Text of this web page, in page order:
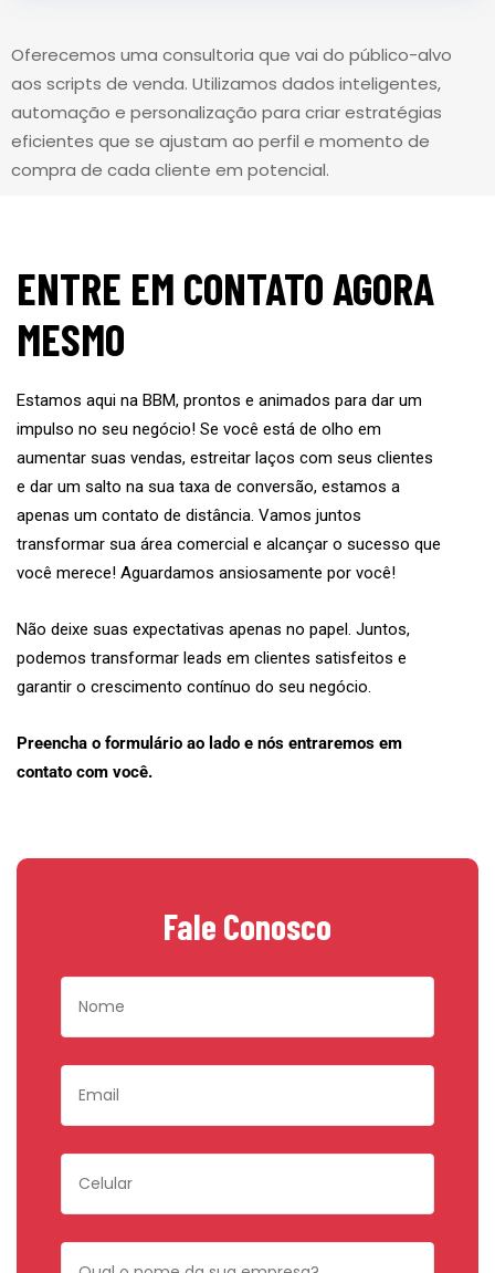
Oferecemos uma consultoria que vai do público-alvo
aos scripts de venda. Utilizamos dados inteligentes,
automação e personalização para criar estratégias
eficientes que se ajustam ao perfil e momento de
compra de cada cliente em potencial.
ENTRE EM CONTATO AGORA
MESMO
Estamos aqui na BBM, prontos e animados para dar um
impulso no seu negócio! Se você está de olho em
aumentar suas vendas, estreitar laços com seus clientes
e dar um salto na sua taxa de conversão, estamos a
apenas um contato de distância. Vamos juntos
transformar sua área comercial e alcançar o sucesso que
você merece! Aguardamos ansiosamente por você!
Não deixe suas expectativas apenas no papel. Juntos,
podemos transformar leads em clientes satisfeitos e
garantir o crescimento contínuo do seu negócio.
Preencha o formulário ao lado e nós entraremos em
contato com você.
Fale Conosco